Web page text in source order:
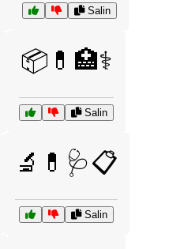
Salin
📦💊🏥⚕️
Salin
🔬💊🩺📋
Salin